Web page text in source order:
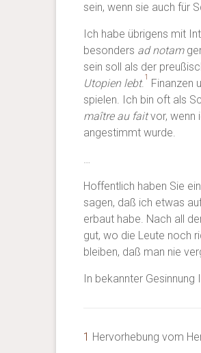
sein, wenn sie auch für
Ich habe übrigens mit
besonders ad notam
sein soll als der
Utopien lebt.1
Finanzen
spielen. Ich bin oft als
maître au faitvor, wenn
angestimmt wurde.
…
Hoffentlich haben Sie
sagen, daß ich etwas
erbaut habe. Nach all
gut, wo die Leute noch
bleiben, daß man nie
In bekannter Gesinnung
1 Hervorhebung vom